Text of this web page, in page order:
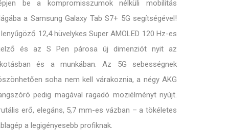
be a kompromisszumok nélküli mobilitás
a Samsung Galaxy Tab S7+ 5G segítségével!
12,4 hüvelykes Super AMOLED 120 Hz-es
és az S Pen párosa új dimenziót nyit az
és a munkában. Az 5G sebességnek
soha nem kell várakoznia, a négy AKG
pedig magával ragadó moziélményt nyújt.
erő, elegáns, 5,7 mm-es vázban – a tökéletes
a legigényesebb profiknak.